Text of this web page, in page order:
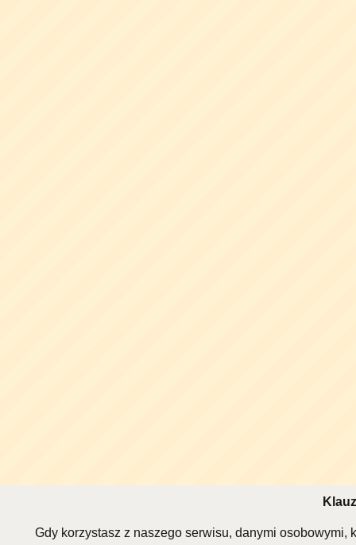
Gdy korzystasz z naszego serwisu, danymi osobowymi,